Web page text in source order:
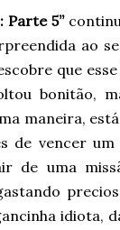
Parte 5”
ao
que
bonitão,
maneira,
de vencer
de uma
idiota,